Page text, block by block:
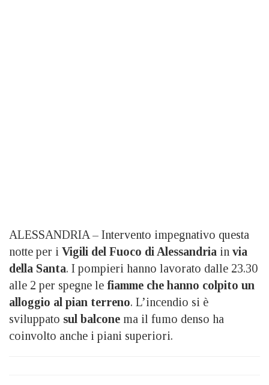
ALESSANDRIA – Intervento impegnativo questa
notte per i Vigili del Fuoco di Alessandria in via
della Santa. I pompieri hanno lavorato dalle 23.30
alle 2 per spegne le fiamme che hanno colpito un
alloggio al pian terreno. L’incendio si è
sviluppato sul balcone ma il fumo denso ha
coinvolto anche i piani superiori.